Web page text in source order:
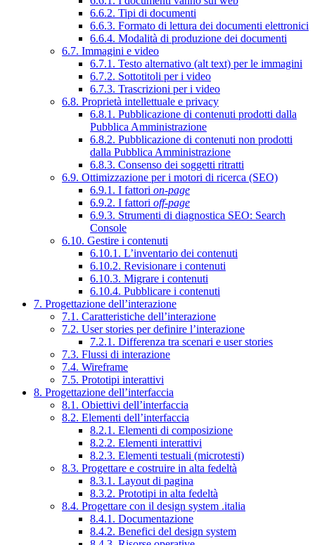
6.6.2. Tipi di documenti
6.6.3. Formato di lettura dei documenti elettronici
6.6.4. Modalità di produzione dei documenti
6.7. Immagini e video
6.7.1. Testo alternativo (alt text) per le immagini
6.7.2. Sottotitoli per i video
6.7.3. Trascrizioni per i video
6.8. Proprietà intellettuale e privacy
6.8.1. Pubblicazione di contenuti prodotti dalla
Pubblica Amministrazione
6.8.2. Pubblicazione di contenuti non prodotti
dalla Pubblica Amministrazione
6.8.3. Consenso dei soggetti ritratti
6.9. Ottimizzazione per i motori di ricerca (SEO)
6.9.1. I fattori on-page
6.9.2. I fattori off-page
6.9.3. Strumenti di diagnostica SEO: Search
Console
6.10. Gestire i contenuti
6.10.1. L’inventario dei contenuti
6.10.2. Revisionare i contenuti
6.10.3. Migrare i contenuti
6.10.4. Pubblicare i contenuti
7. Progettazione dell’interazione
7.1. Caratteristiche dell’interazione
7.2. User stories per definire l’interazione
7.2.1. Differenza tra scenari e user stories
7.3. Flussi di interazione
7.4. Wireframe
7.5. Prototipi interattivi
8. Progettazione dell’interfaccia
8.1. Obiettivi dell’interfaccia
8.2. Elementi dell’interfaccia
8.2.1. Elementi di composizione
8.2.2. Elementi interattivi
8.2.3. Elementi testuali (microtesti)
8.3. Progettare e costruire in alta fedeltà
8.3.1. Layout di pagina
8.3.2. Prototipi in alta fedeltà
8.4. Progettare con il design system .italia
8.4.1. Documentazione
8.4.2. Benefici del design system